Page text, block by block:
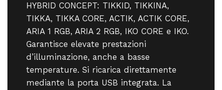
HYBRID CONCEPT: TIKKID, TIKKINA,
TIKKA, TIKKA CORE, ACTIK, ACTIK CORE,
ARIA 1 RGB, ARIA 2 RGB, IKO CORE e IKO.
Garantisce elevate prestazioni
d’illuminazione, anche a basse
temperature. Si ricarica direttamente
mediante la porta USB integrata. La